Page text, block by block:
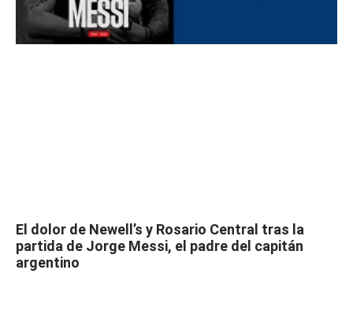
El dolor de Newell’s y Rosario Central tras la
partida de Jorge Messi, el padre del capitán
argentino